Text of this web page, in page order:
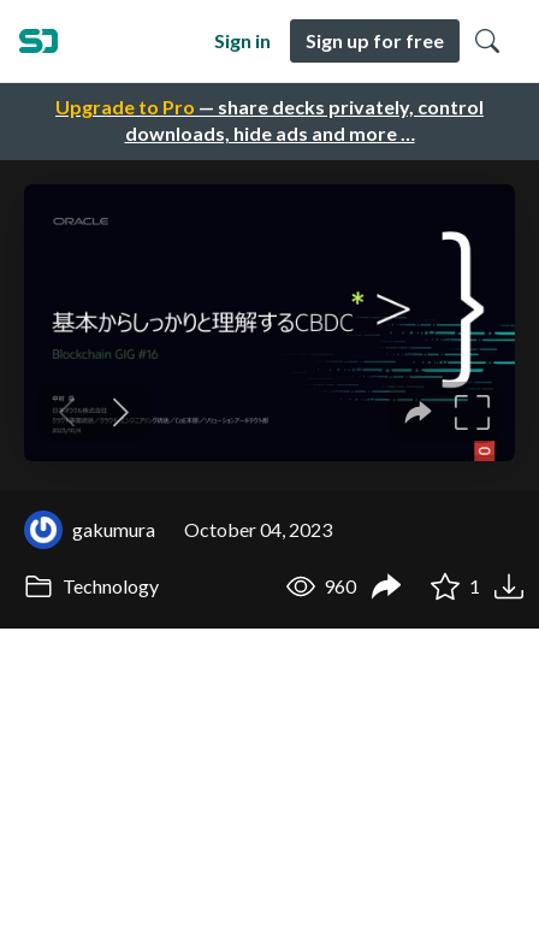
Upgrade to Pro — share decks privately, control
downloads, hide ads and more …
Sign in Sign up for free
gakumura October 04, 2023
Technology 960 1